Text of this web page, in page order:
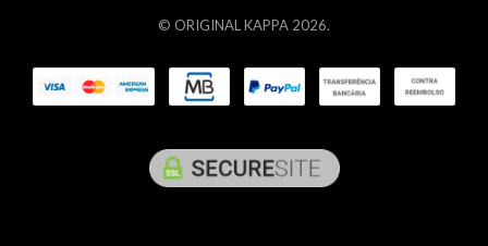
© ORIGINAL KAPPA 2026.